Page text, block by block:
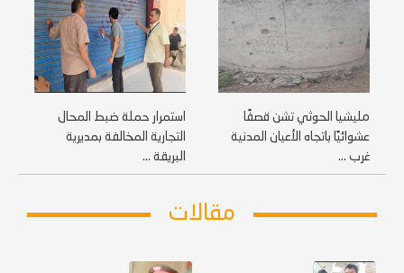
مليشيا الحوثي تشن قصفًا
عشوائيًا باتجاه الأعيان المدنية
غرب ...
استمرار حملة ضبط المحال
التجارية المخالفة بمديرية
البريقة ...
مقالات